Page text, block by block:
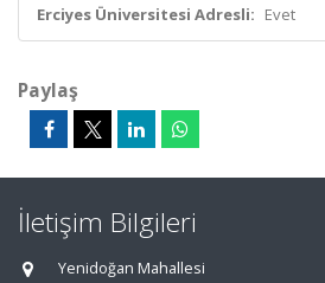
Erciyes Üniversitesi Adresli: Evet
Paylaş
İletişim Bilgileri
Yenidoğan Mahallesi